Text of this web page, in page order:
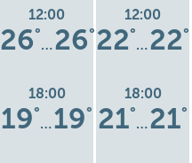
12:00
26°
…26°
18:00
19°
…19°
12:00
22°
…22°
18:00
21°
…21°